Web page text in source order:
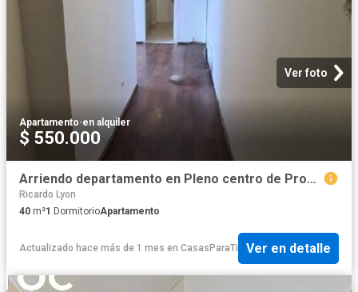
Ver foto
Apartamento·en alquiler
$ 550.000
Arriendo departamento en Pleno centro de Providencia
Ricardo Lyon
40 m²1 DormitorioApartamento
Actualizado hace más de 1 mes en CasasParaTi Ver en detalle